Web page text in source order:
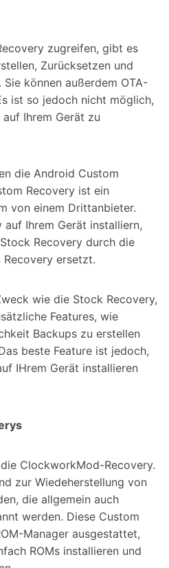
zugreifen, gibt es
Zurücksetzen und
können außerdem OTA-
ist so jedoch nicht möglich,
Ihrem Gerät zu
die Android Custom
Recovery ist ein
von einem Drittanbieter.
auf Ihrem Gerät installiern,
Recovery durch die
Recovery ersetzt.
wie die Stock Recovery,
Features, wie
Backups zu erstellen
beste Feature ist jedoch,
IHrem Gerät installieren
ClockworkMod-Recovery.
zur Wiedeherstellung von
die allgemein auch
werden. Diese Custom
Manager ausgestattet,
ROMs installieren und